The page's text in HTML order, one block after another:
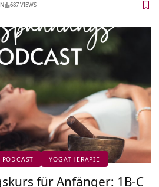
687 VIEWS
PODCAST YOGATHERAPIE
für Anfänger: 1B-C